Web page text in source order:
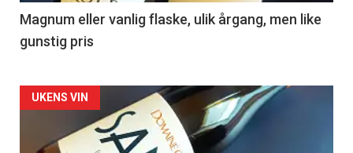
3
Magnum eller vanlig flaske, ulik årgang, men like
gunstig pris
Forsiden
akkurat
UKENS VIN